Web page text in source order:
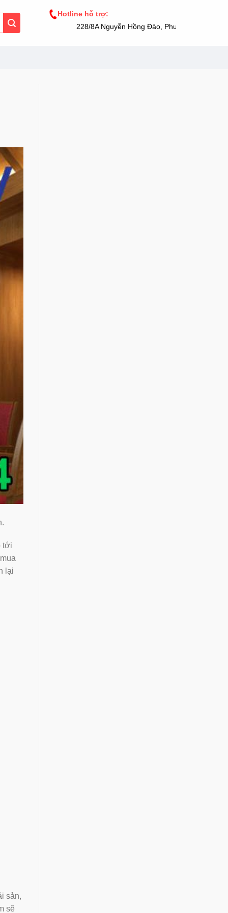
Hotline hỗ trợ:
228/8A Nguyễn Hồng Đào, Phường 14, Tân Bình,
tới
lại
sản,
sẽ